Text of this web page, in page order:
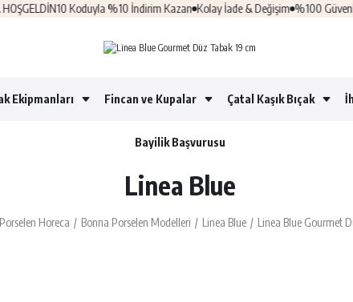
Koduyla %10 İndirim Kazan Kolay İade & Değişim %100 Güvenli
Ekipmanları Fincan ve Kupalar Çatal Kaşık Bıçak
Bayilik Başvurusu
Linea Blue
Porselen Horeca Bonna Porselen Modelleri Linea Blue Linea Blue Gourmet